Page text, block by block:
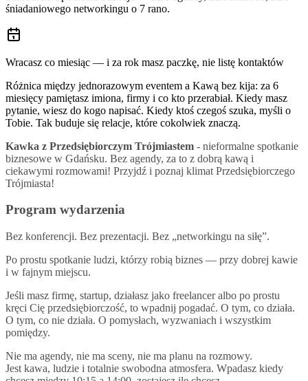
śniadaniowego networkingu o 7 rano.
Wracasz co miesiąc — i za rok masz paczkę, nie listę kontaktów
Różnica między jednorazowym eventem a Kawą bez kija: za 6
miesięcy pamiętasz imiona, firmy i co kto przerabiał. Kiedy masz
pytanie, wiesz do kogo napisać. Kiedy ktoś czegoś szuka, myśli o
Tobie. Tak buduje się relacje, które cokolwiek znaczą.
Kawka z Przedsiębiorczym Trójmiastem - nieformalne spotkanie
biznesowe w Gdańsku. Bez agendy, za to z dobrą kawą i
ciekawymi rozmowami! Przyjdź i poznaj klimat Przedsiębiorczego
Trójmiasta!
Program wydarzenia
Bez konferencji. Bez prezentacji. Bez „networkingu na siłę”.
Po prostu spotkanie ludzi, którzy robią biznes — przy dobrej kawie
i w fajnym miejscu.
Jeśli masz firmę, startup, działasz jako freelancer albo po prostu
kręci Cię przedsiębiorczość, to wpadnij pogadać. O tym, co działa.
O tym, co nie działa. O pomysłach, wyzwaniach i wszystkim
pomiędzy.
Nie ma agendy, nie ma sceny, nie ma planu na rozmowy.
Jest kawa, ludzie i totalnie swobodna atmosfera. Wpadasz kiedy